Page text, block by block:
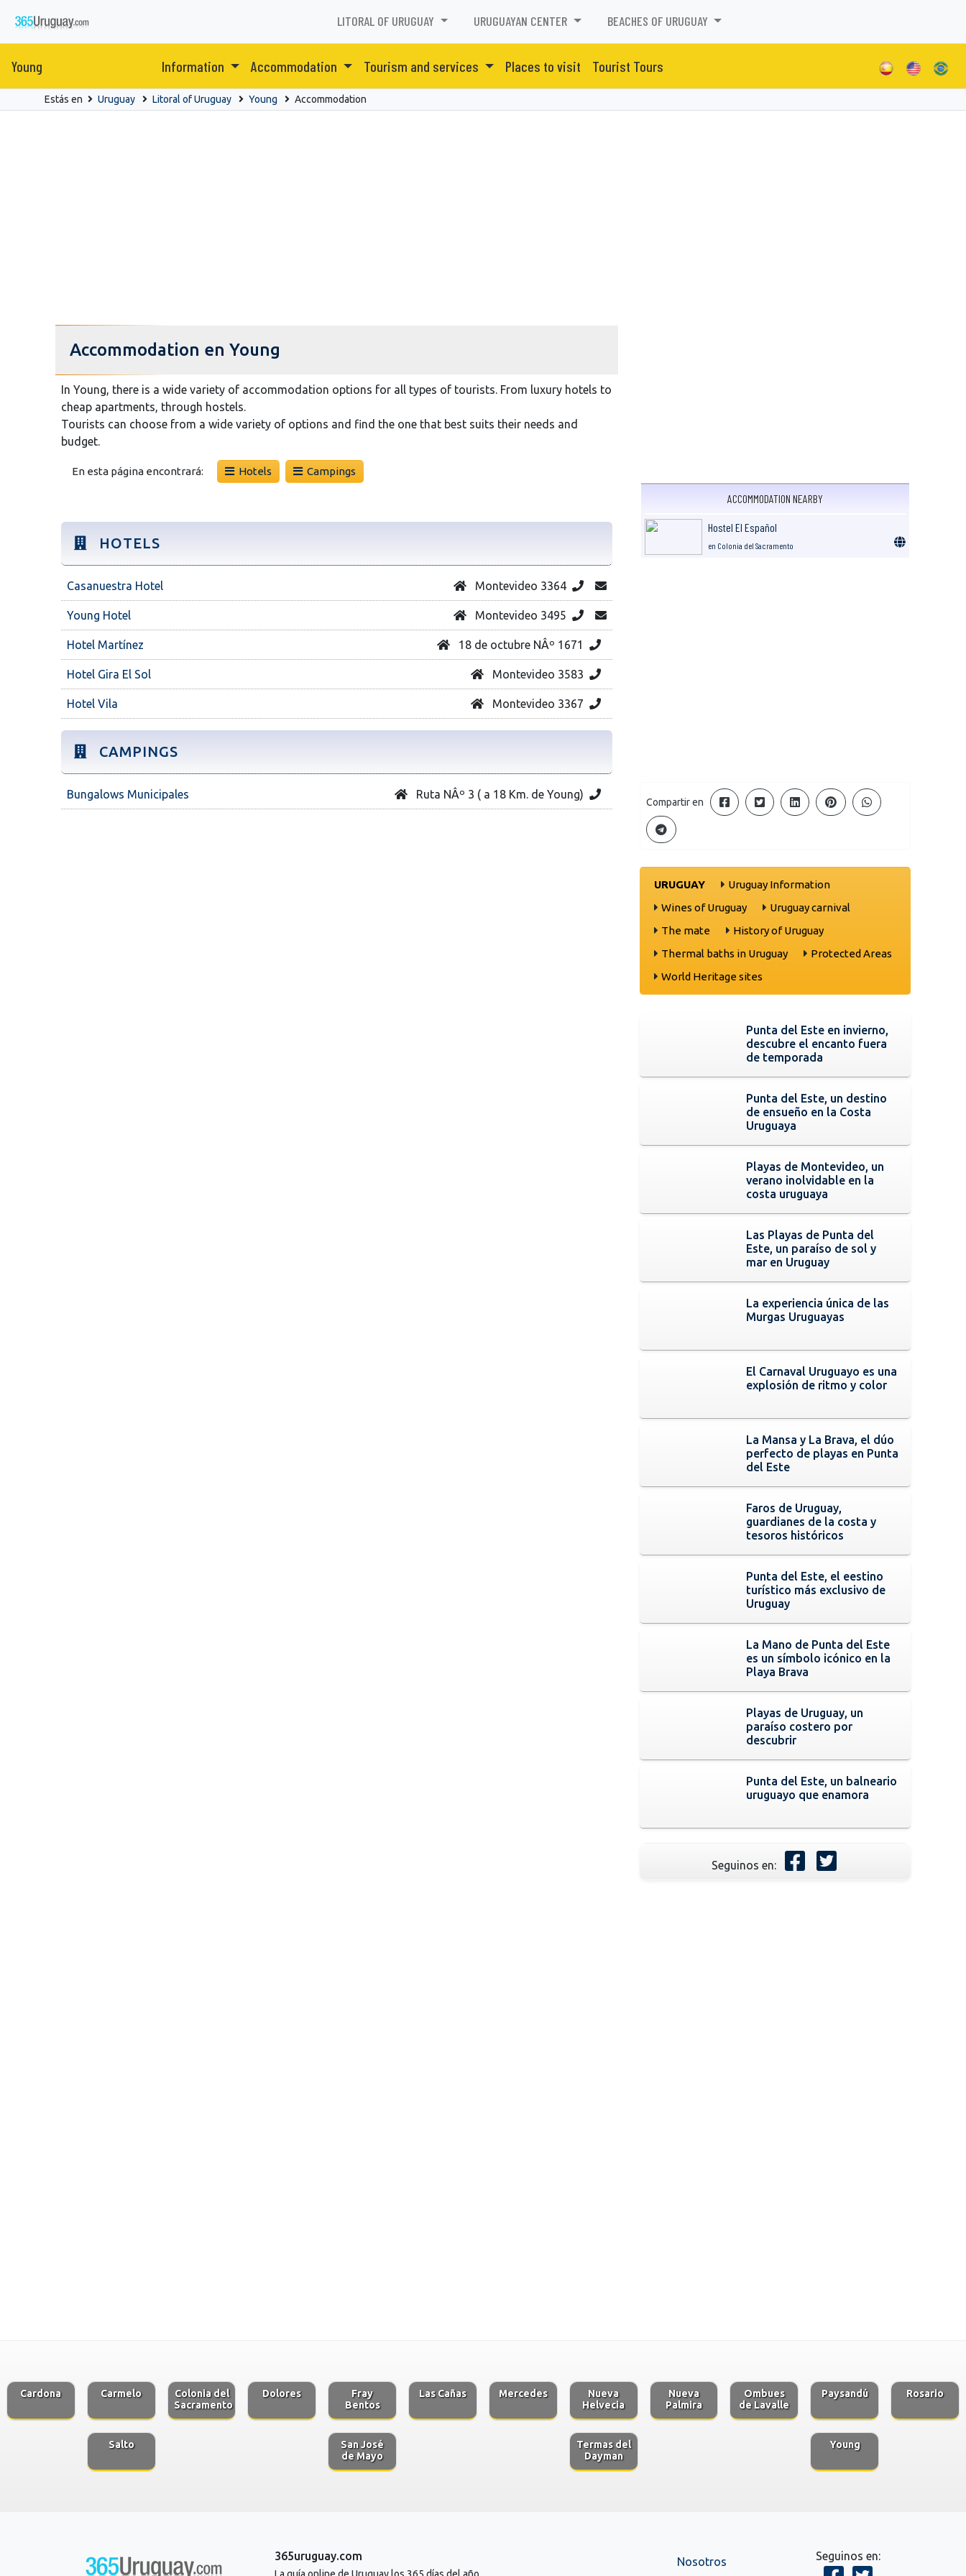
LITORAL OF URUGUAY URUGUAYAN CENTER BEACHES OF URUGUAY
Young Information Accommodation Tourism and services Places to visit Tourist Tours
Estás en Uruguay Litoral of Uruguay Young Accommodation
Accommodation en Young
In Young, there is a wide variety of accommodation options for all types of tourists. From luxury hotels to
cheap apartments, through hostels.
Tourists can choose from a wide variety of options and find the one that best suits their needs and
budget.
En esta página encontrará: Hotels Campings
HOTELS
Casanuestra Hotel Montevideo 3364
Young Hotel Montevideo 3495
Hotel Martínez 18 de octubre NÂº 1671
Hotel Gira El Sol Montevideo 3583
Hotel Vila Montevideo 3367
CAMPINGS
Bungalows Municipales Ruta NÂº 3 ( a 18 Km. de Young)
ACCOMMODATION NEARBY
Hostel El Español
en Colonia del Sacramento
Compartir en
URUGUAY
Uruguay Information
Wines of Uruguay
Uruguay carnival
The mate
History of Uruguay
Thermal baths in Uruguay
Protected Areas
World Heritage sites
Punta del Este en invierno,
descubre el encanto fuera
de temporada
Punta del Este, un destino
de ensueño en la Costa
Uruguaya
Playas de Montevideo, un
verano inolvidable en la
costa uruguaya
Las Playas de Punta del
Este, un paraíso de sol y
mar en Uruguay
La experiencia única de las
Murgas Uruguayas
El Carnaval Uruguayo es una
explosión de ritmo y color
La Mansa y La Brava, el dúo
perfecto de playas en Punta
del Este
Faros de Uruguay,
guardianes de la costa y
tesoros históricos
Punta del Este, el eestino
turístico más exclusivo de
Uruguay
La Mano de Punta del Este
es un símbolo icónico en la
Playa Brava
Playas de Uruguay, un
paraíso costero por
descubrir
Punta del Este, un balneario
uruguayo que enamora
Seguinos en:
Cardona Carmelo
Colonia del
Sacramento
Dolores
Fray
Bentos
Las Cañas Mercedes
Nueva
Helvecia
Nueva
Palmira
Ombues
de Lavalle
Paysandú Rosario
Salto
San José
de Mayo
Termas del
Dayman
Young
365uruguay.com Nosotros Seguinos en: